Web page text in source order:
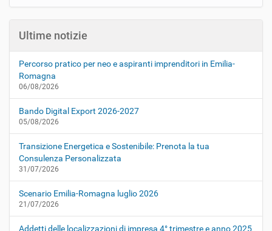
Ultime notizie
Percorso pratico per neo e aspiranti imprenditori in Emilia-
Romagna
06/08/2026
Bando Digital Export 2026-2027
05/08/2026
Transizione Energetica e Sostenibile: Prenota la tua
Consulenza Personalizzata
31/07/2026
Scenario Emilia-Romagna luglio 2026
21/07/2026
Addetti delle localizzazioni di impresa 4° trimestre e anno 2025